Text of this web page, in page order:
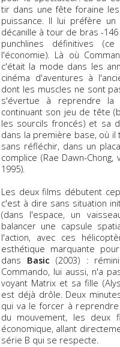
tir dans une fête foraine
puissance. Il lui préfère
décanille à tour de bras -
punchlines définitives
l'économie). Là où
c'était la mode dans les
cinéma d'aventures à
dont les muscles ne sont
s'évertue à reprendre la
continuant son jeu de tête
les sourcils froncés) et sa
dans la première base, où il
sans réfléchir, dans un
complice (Rae Dawn-
1995).
Les deux films débutent
c'est à dire sans situation
(dans l'espace, un
balancer une capsule
l'action, avec ces
esthétique marquante
dans Basic (2003) :
Commando, lui aussi, n'a
voyant Matrix et sa fille
est déjà drôle. Deux
qui va le forcer à
du mouvement, les deux
économique, allant
série B qui se respecte.